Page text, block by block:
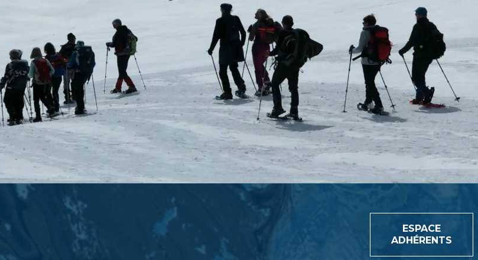
ESPACE
ADHÉRENTS